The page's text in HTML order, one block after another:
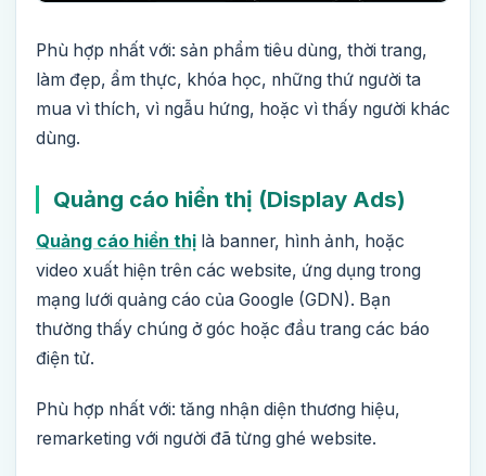
Phù hợp nhất với: sản phẩm tiêu dùng, thời trang,
làm đẹp, ẩm thực, khóa học, những thứ người ta
mua vì thích, vì ngẫu hứng, hoặc vì thấy người khác
dùng.
Quảng cáo hiển thị (Display Ads)
Quảng cáo hiển thị là banner, hình ảnh, hoặc
video xuất hiện trên các website, ứng dụng trong
mạng lưới quảng cáo của Google (GDN). Bạn
thường thấy chúng ở góc hoặc đầu trang các báo
điện tử.
Phù hợp nhất với: tăng nhận diện thương hiệu,
remarketing với người đã từng ghé website.